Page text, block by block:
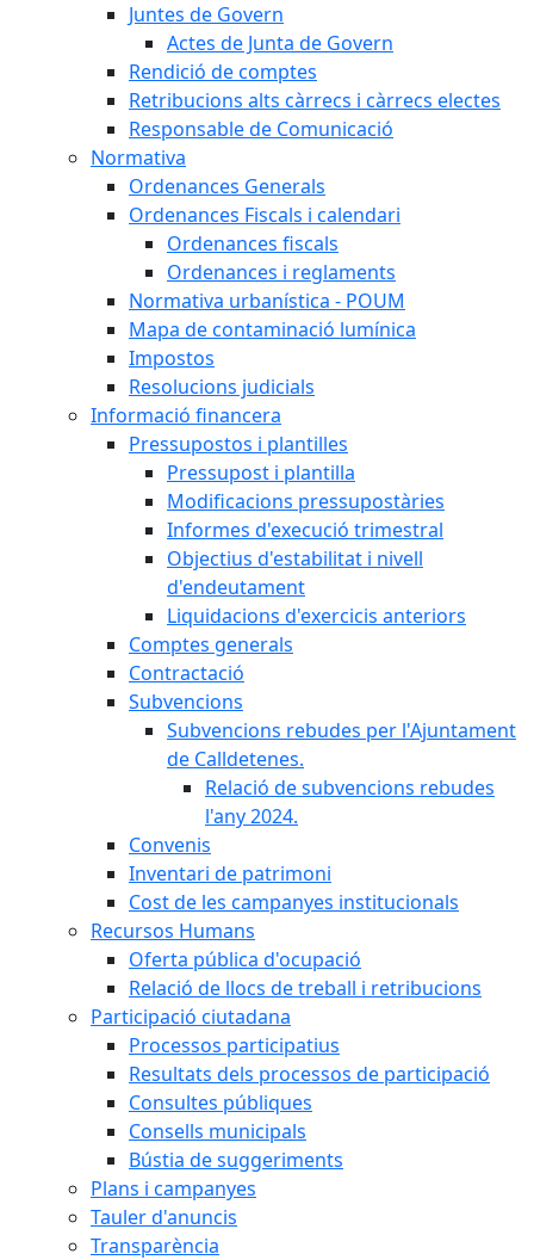
Juntes de Govern
Actes de Junta de Govern
Rendició de comptes
Retribucions alts càrrecs i càrrecs electes
Responsable de Comunicació
Normativa
Ordenances Generals
Ordenances Fiscals i calendari
Ordenances fiscals
Ordenances i reglaments
Normativa urbanística - POUM
Mapa de contaminació lumínica
Impostos
Resolucions judicials
Informació financera
Pressupostos i plantilles
Pressupost i plantilla
Modificacions pressupostàries
Informes d'execució trimestral
Objectius d'estabilitat i nivell
d'endeutament
Liquidacions d'exercicis anteriors
Comptes generals
Contractació
Subvencions
Subvencions rebudes per l'Ajuntament
de Calldetenes.
Relació de subvencions rebudes
l'any 2024.
Convenis
Inventari de patrimoni
Cost de les campanyes institucionals
Recursos Humans
Oferta pública d'ocupació
Relació de llocs de treball i retribucions
Participació ciutadana
Processos participatius
Resultats dels processos de participació
Consultes públiques
Consells municipals
Bústia de suggeriments
Plans i campanyes
Tauler d'anuncis
Transparència